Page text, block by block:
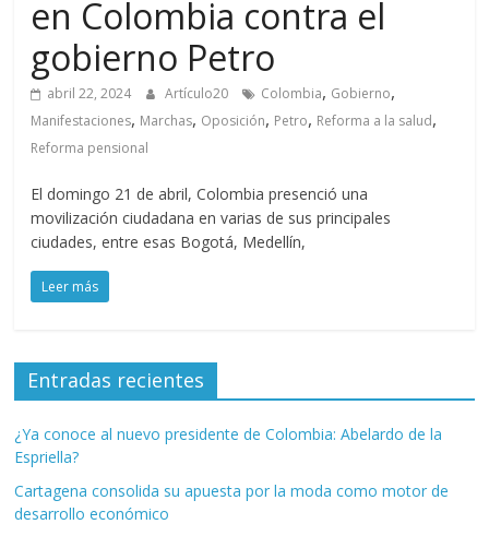
en Colombia contra el
gobierno Petro
abril 22, 2024 Artículo20 Colombia, Gobierno,
Manifestaciones, Marchas, Oposición, Petro, Reforma a la salud,
Reforma pensional
El domingo 21 de abril, Colombia presenció una
movilización ciudadana en varias de sus principales
ciudades, entre esas Bogotá, Medellín,
Leer más
Entradas recientes
¿Ya conoce al nuevo presidente de Colombia: Abelardo de la
Espriella?
Cartagena consolida su apuesta por la moda como motor de
desarrollo económico